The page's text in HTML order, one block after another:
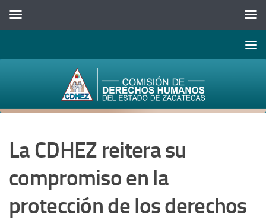
Abrir
La CDHEZ reitera su
compromiso en la
protección de los derechos